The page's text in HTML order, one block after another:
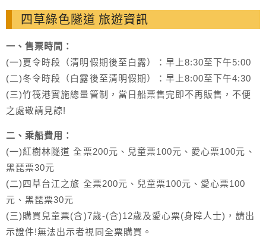
四草綠色隧道 旅遊資訊
一、售票時間：
(一)夏令時段（清明假期後至白露）：早上8:30至下午5:00
(二)冬令時段（白露後至清明假期）：早上8:00至下午4:30
(三)竹筏港實施總量管制，當日船票售完即不再販售，不便
之處敬請見諒!
二、乘船費用：
(一)紅樹林隧道 全票200元、兒童票100元、愛心票100元、
黑琵票30元
(二)四草台江之旅 全票200元、兒童票100元、愛心票100
元、黑琵票30元
(三)購買兒童票(含)7歲-(含)12歲及愛心票(身障人士)，請出
示證件!無法出示者視同全票購買。